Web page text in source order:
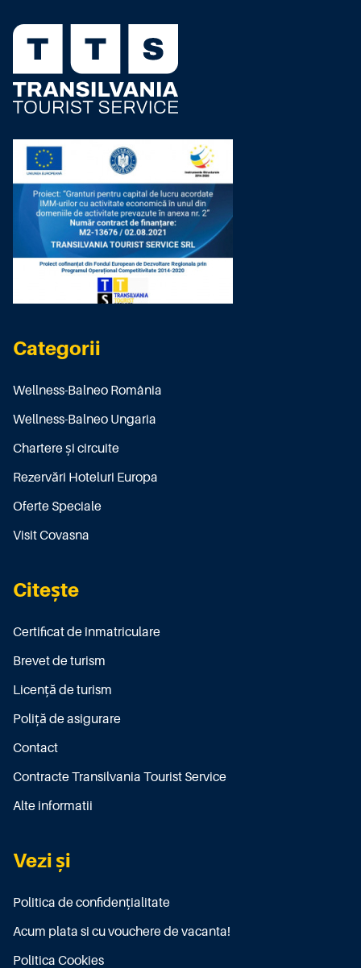
Categorii
Wellness-Balneo România
Wellness-Balneo Ungaria
Chartere și circuite
Rezervări Hoteluri Europa
Oferte Speciale
Visit Covasna
Citește
Certificat de înmatriculare
Brevet de turism
Licenţă de turism
Poliţă de asigurare
Contact
Contracte Transilvania Tourist Service
Alte informatii
Vezi și
Politica de confidențialitate
Acum plata si cu vouchere de vacanta!
Politica Cookies